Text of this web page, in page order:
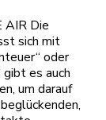
AIR Die
sich mit
oder
es auch
um darauf